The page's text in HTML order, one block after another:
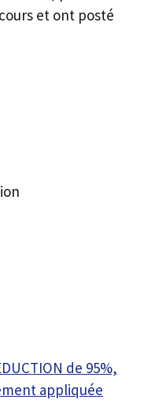
et ont posté
de 95%,
appliquée